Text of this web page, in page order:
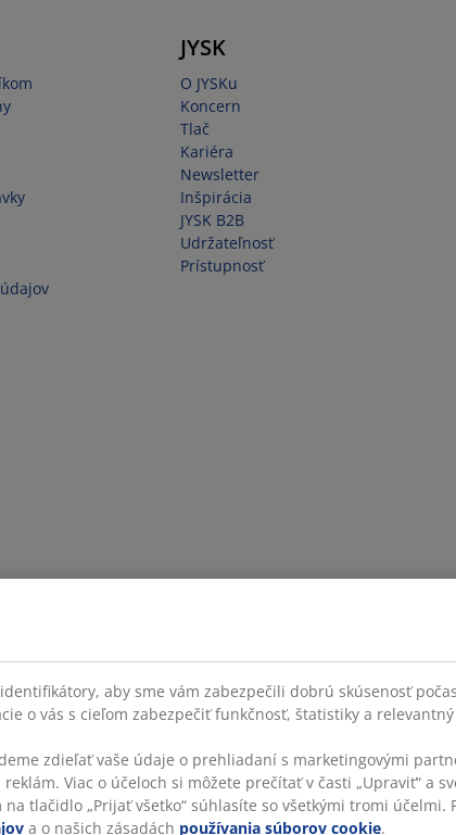
JYSK
O JYSKu
Koncern
Tlač
Kariéra
Newsletter
Inšpirácia
JYSK B2B
Udržateľnosť
Prístupnosť
aby sme vám zabezpečili dobrú skúsenosť
o vás s cieľom zabezpečiť funkčnosť, štatistiky a
zdieľať vaše údaje o prehliadaní s marketingovými
Viac o účeloch si môžete prečítať v časti „Upraviť“ a
tlačidlo „Prijať všetko“ súhlasíte so všetkými tromi účelmi.
a o našich zásadách používania súborov cookie.